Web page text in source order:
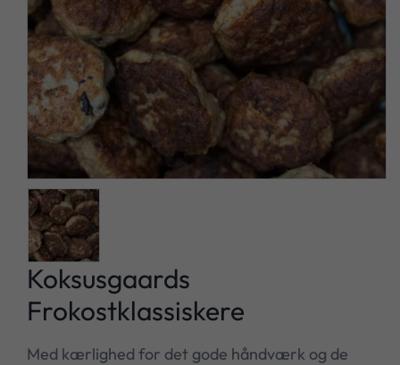
Koksusgaards
Frokostklassiskere
Med kærlighed for det gode håndværk og de